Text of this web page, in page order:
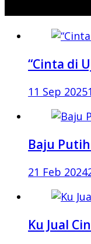
“Cinta di
11 Sep 2025
Baju
21 Feb 2024
Ku Jual